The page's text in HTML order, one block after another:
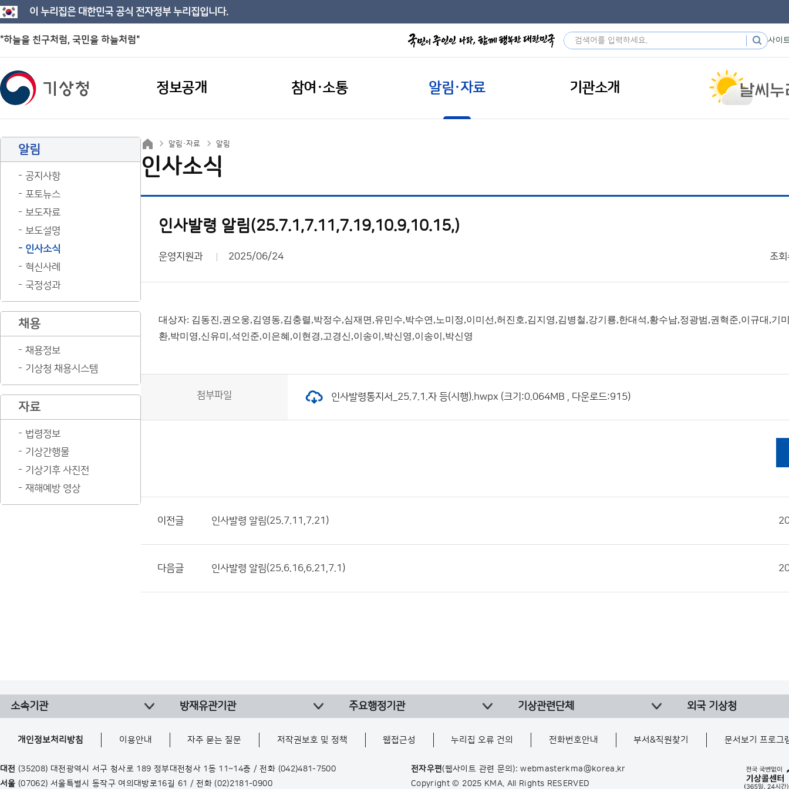
이 누리집은 대한민국 공식 전자정부 누리집입니다.
"하늘을 친구처럼, 국민을 하늘처럼" 사이
정보공개 참여·소통 알림·자료 기관소개
알림
공지사항
포토뉴스
보도자료
보도설명
인사소식
혁신사례
국정성과
채용
채용정보
기상청 채용시스템
자료
법령정보
기상간행물
기상기후 사진전
재해예방 영상
알림·자료 알림
인사소식
인사발령 알림(25.7.1,7.11,7.19,10.9,10.15,)
운영지원과 2025/06/24 조회
대상자: 김동진,권오웅,김영동,김충렬,박정수,심재면,유민수,박수연,노미정,이미선,허진호,김지영,김병철,강기룡,한대석,황수남,정광범,권혁준,이규대,기
환,박미영,신유미,석인준,이은혜,이현경,고경신,이송이,박신영,이송이,박신영
첨부파일 인사발령통지서_25.7.1.자 등(시행).hwpx (크기:0.064MB , 다운로드:915)
이전글 인사발령 알림(25.7.11,7.21)
다음글 인사발령 알림(25.6.16,6.21,7.1)
소속기관 방재유관기관 주요행정기관 기상관련단체 외국 기상청
개인정보처리방침 이용안내 자주 묻는 질문 저작권보호 및 정책 웹접근성 누리집 오류 건의 전화번호안내 부서&직원찾기 문서보기 프로그
대전 (35208) 대전광역시 서구 청사로 189 정부대전청사 1동 11~14층 / 전화 (042)481-7500
서울 (07062) 서울특별시 동작구 여의대방로16길 61 / 전화 (02)2181-0900
전자우편(웹사이트 관련 문의): webmasterkma@korea.kr
Copyright © 2025 KMA. All Rights RESERVED